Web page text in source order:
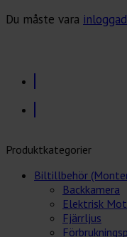
Du måste vara inloggad
Produktkategorier
Biltillbehör
Backkamera
Elektrisk
Fjärrljus